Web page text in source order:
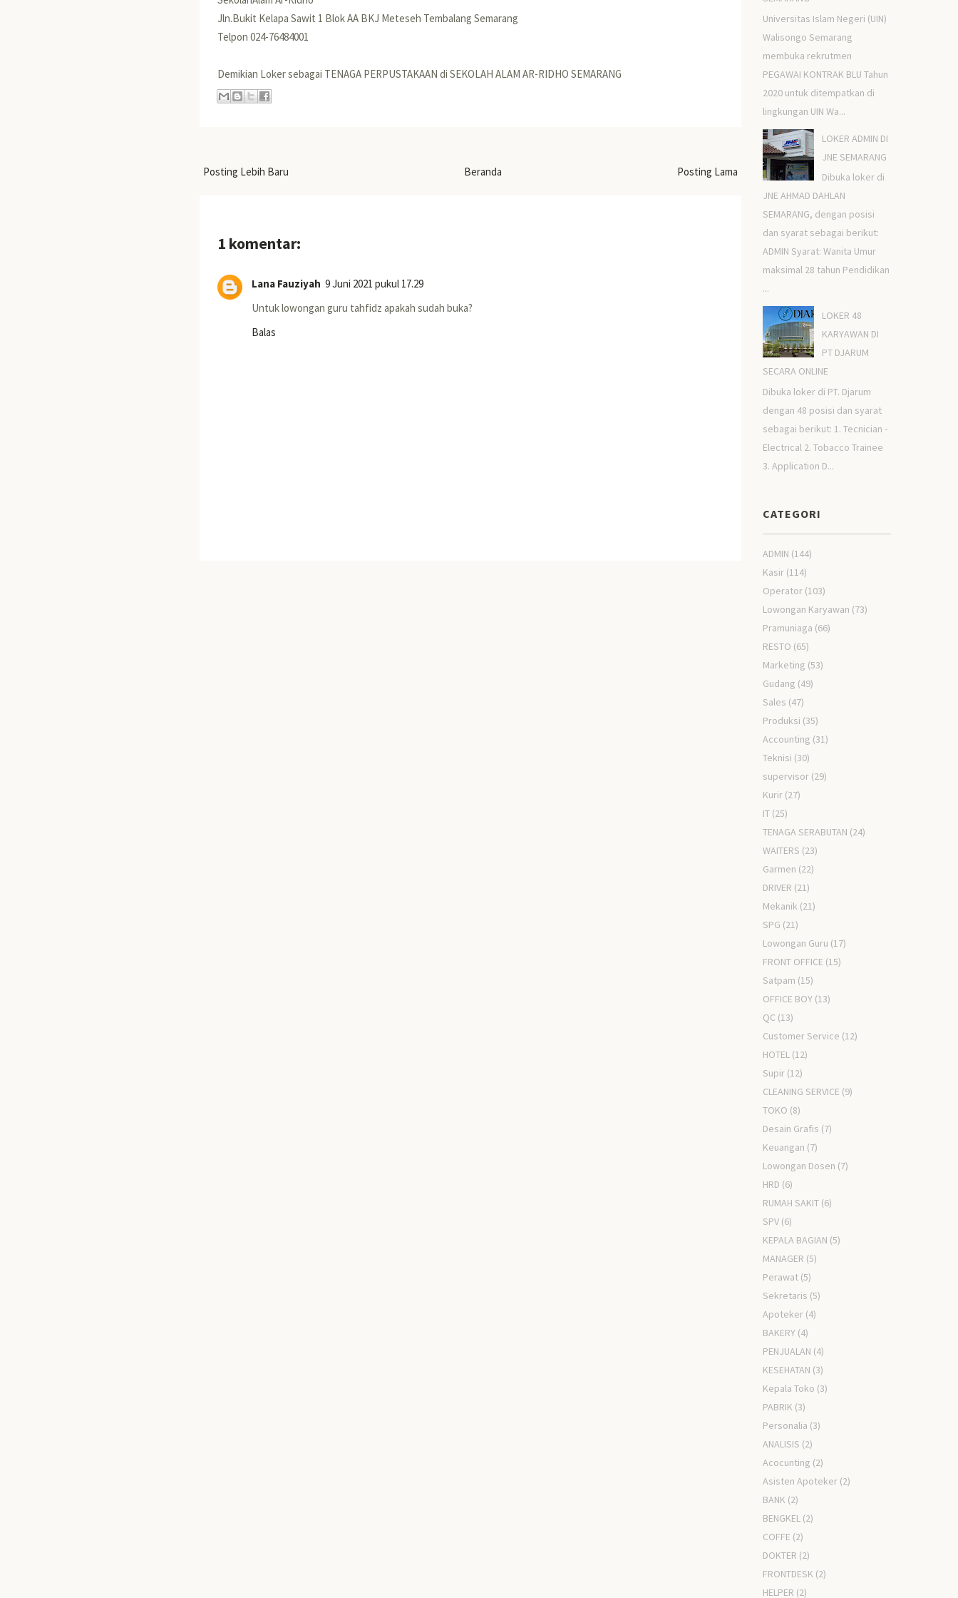
Jln.Bukit Kelapa Sawit 1 Blok AA BKJ Meteseh Tembalang Semarang
Telpon 024-76484001
Demikian Loker sebagai TENAGA PERPUSTAKAAN di SEKOLAH ALAM AR-RIDHO SEMARANG
Posting Lebih Baru Posting Lama
Beranda
1 komentar:
Lana Fauziyah 9 Juni 2021 pukul 17.29
Untuk lowongan guru tahfidz apakah sudah buka?
Balas
Universitas Islam Negeri (UIN)
Walisongo Semarang
membuka rekrutmen
PEGAWAI KONTRAK BLU Tahun
2020 untuk ditempatkan di
lingkungan UIN Wa...
LOKER ADMIN DI
JNE SEMARANG
Dibuka loker di
JNE AHMAD DAHLAN
SEMARANG, dengan posisi
dan syarat sebagai berikut:
ADMIN Syarat: Wanita Umur
maksimal 28 tahun Pendidikan
...
LOKER 48
KARYAWAN DI
PT DJARUM
SECARA ONLINE
Dibuka loker di PT. Djarum
dengan 48 posisi dan syarat
sebagai berikut: 1. Tecnician -
Electrical 2. Tobacco Trainee
3. Application D...
CATEGORI
ADMIN (144)
Kasir (114)
Operator (103)
Lowongan Karyawan (73)
Pramuniaga (66)
RESTO (65)
Marketing (53)
Gudang (49)
Sales (47)
Produksi (35)
Accounting (31)
Teknisi (30)
supervisor (29)
Kurir (27)
IT (25)
TENAGA SERABUTAN (24)
WAITERS (23)
Garmen (22)
DRIVER (21)
Mekanik (21)
SPG (21)
Lowongan Guru (17)
FRONT OFFICE (15)
Satpam (15)
OFFICE BOY (13)
QC (13)
Customer Service (12)
HOTEL (12)
Supir (12)
CLEANING SERVICE (9)
TOKO (8)
Desain Grafis (7)
Keuangan (7)
Lowongan Dosen (7)
HRD (6)
RUMAH SAKIT (6)
SPV (6)
KEPALA BAGIAN (5)
MANAGER (5)
Perawat (5)
Sekretaris (5)
Apoteker (4)
BAKERY (4)
PENJUALAN (4)
KESEHATAN (3)
Kepala Toko (3)
PABRIK (3)
Personalia (3)
ANALISIS (2)
Acocunting (2)
Asisten Apoteker (2)
BANK (2)
BENGKEL (2)
COFFE (2)
DOKTER (2)
FRONTDESK (2)
HELPER (2)